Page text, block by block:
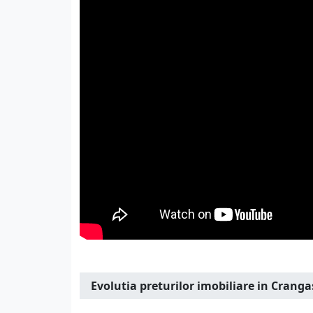
Evolutia preturilor imobiliare in